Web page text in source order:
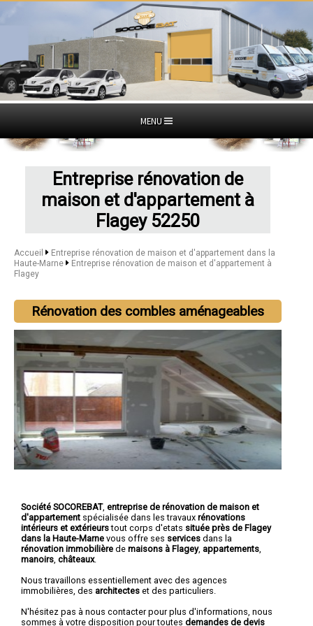
MENU
Entreprise rénovation de
maison et d'appartement à
Flagey 52250
Accueil
Entreprise rénovation de maison et d'appartement dans la
Haute-Marne
Entreprise rénovation de maison et d'appartement à
Flagey
Rénovation des combles aménageables
Société SOCOREBAT, entreprise de rénovation de maison et
d'appartement spécialisée dans les travaux rénovations
intérieurs et extérieurstout corps d'etats située près de Flagey
dans la Haute-Marne vous offre ses services dans la
rénovation immobilière de maisons à Flagey, appartements
manoirs châteaux.
Nous travaillons essentiellement avec des agences
immobilières, des architectes et des particuliers.
N'hésitez pas à nous contacter pour plus d'informations, nous
sommes à votre disposition pour toutes demandes de devis